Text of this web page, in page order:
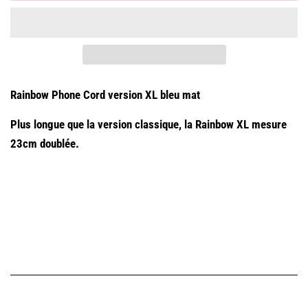
Rainbow Phone Cord version XL bleu mat
Plus longue que la version classique, la Rainbow XL mesure
23cm doublée.